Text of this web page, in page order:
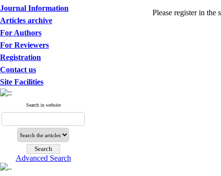
Journal Information
Articles archive
For Authors
For Reviewers
Registration
Contact us
Site Facilities
Search in website
Advanced Search
Please register in